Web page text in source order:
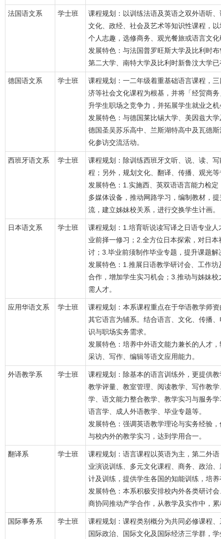
法国语文系 学士班
课程规划：以训练法语及英语之双外语听
文化、政经、社会及艺术等知识性课程，
个人志趣，选修商务、观光餐旅或语言文
发展特色：与法国普罗旺斯大学及比利时
第二大学、南特大学及比利时新鲁汶大学
德国语文系 学士班
课程规划：一二年级着重基础语言课程，
济等社会文化课程为根基，并将「经贸商
升学生职场之竞争力，并拓展学生就业之机
发展特色：与德国莱比锡大学、美因兹大
德国圣吴苏乐高中、兰斯湖特高中及瓦德
化参访交流活动。
西班牙语文系 学士班
课程规划：除训练西班牙文听、说、读、
程；另外，规划文化、翻译、传播、观光
发展特色：1.实施西、英双语语言能力检
多媒体设备，推动网路学习，编制教材，
流，建立姊妹校关系，进行交换学生计画。
日本语文系 学士班
课程规划：1.培育听说读写译之日语专业
业前择一修习；2.全方位日本探索，对日
讨；3.毕业前须制作毕业专题，提升课题解
发展特色：1.推展日语教学研讨会、工作
合作，增加学生实习机会；3.推动与姊妹
需人才。
应用华语文系 学士班
课程规划：本系课程重点在于华语教学师
其它语言为辅系。结合语言、文化、传播
识与职场实务需求。
发展特色：培养中外语文能力兼长的人才
采访、写作、编辑等语文应用能力。
外语教学系 学士班
课程规划：除基本的语言训练外，更提供
教学评量、教室管理、阅读教学、写作教
学、语文能力整合教学、教学实习与服务
语言学、成人外语教学、毕业专题等。
发展特色：强调英语教学理论与实务经验
与校内外的教学实习，达到学用合一。
翻译系 学士班
课程规划：语言课程以英语为主，第二外
业演说训练、多元文化课程、商务、政治
计及训练，提供学生各国的知能训练，培
发展特色：本系积极安排校内外各类研讨
商协同推动产学合作，从教学及实作中，
国际事务系 学士班
课程规划：课程类别概分为共同必修课程
国际政治、国际文化及国际经济三学群，